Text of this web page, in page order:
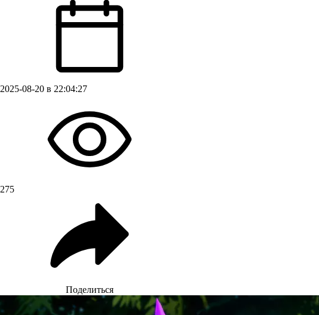
2025-08-20 в 22:04:27
275
Поделиться